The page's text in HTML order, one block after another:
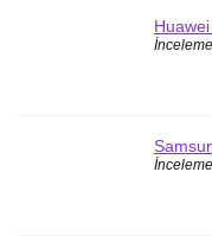
İnceleme
İnceleme